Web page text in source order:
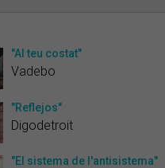
"Al teu costat"
Vadebo
"Reflejos"
Digodetroit
"El sistema de l'antisistema"